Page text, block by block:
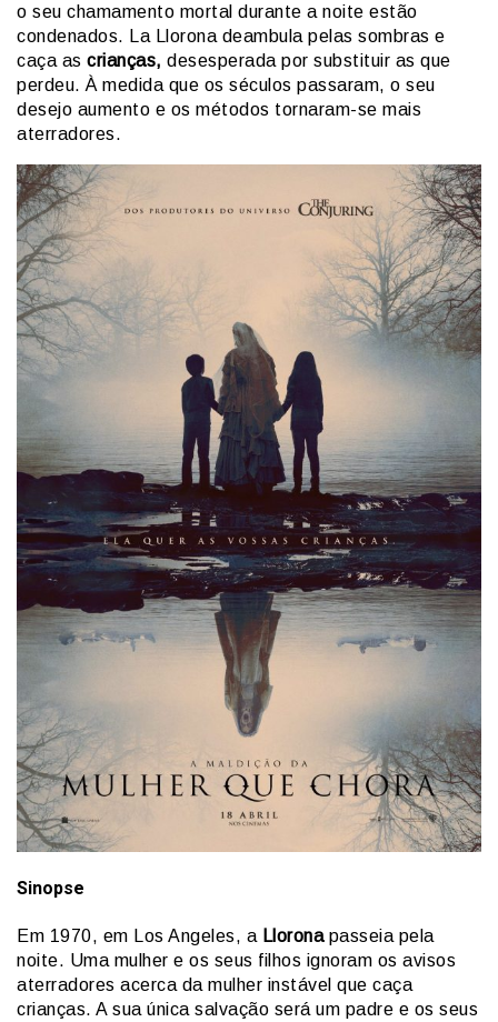
o seu chamamento mortal durante a noite estão
condenados. La Llorona deambula pelas sombras e
caça as crianças, desesperada por substituir as que
perdeu. À medida que os séculos passaram, o seu
desejo aumento e os métodos tornaram-se mais
aterradores.
Sinopse
Em 1970, em Los Angeles, a Lloronapasseia pela
noite. Uma mulher e os seus filhos ignoram os avisos
aterradores acerca da mulher instável que caça
crianças. A sua única salvação será um padre e os seus